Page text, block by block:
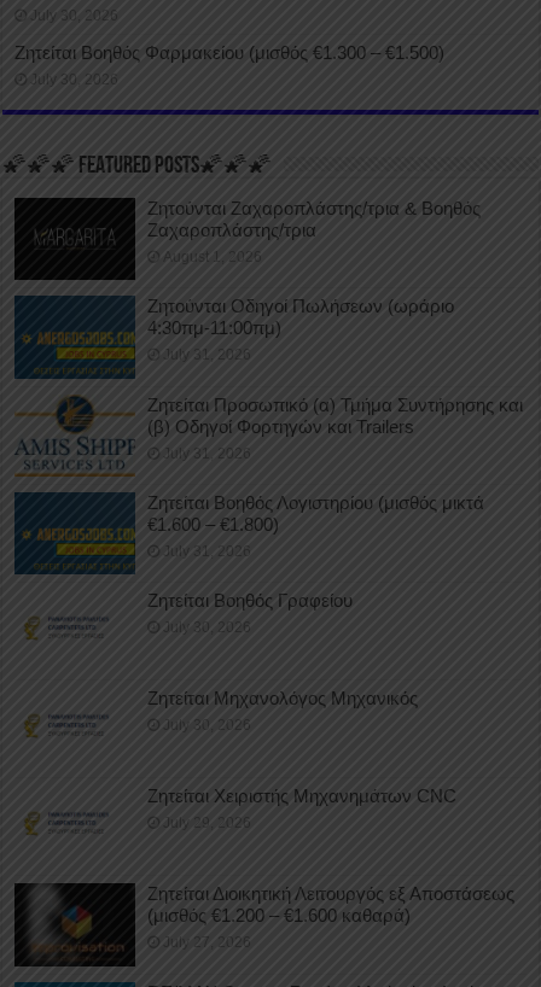
July 30, 2026
Ζητείται Βοηθός Φαρμακείου (μισθός €1.300 – €1.500)
July 30, 2026
🌠🌠🌠 FEATURED POSTS🌠🌠🌠
Ζητούνται Ζαχαροπλάστης/τρια & Βοηθός
Ζαχαροπλάστης/τρια
August 1, 2026
Ζητούνται Οδηγοί Πωλήσεων (ωράριο
4:30πμ-11:00πμ)
July 31, 2026
Ζητείται Προσωπικό (α) Τμήμα Συντήρησης και
(β) Οδηγοί Φορτηγών και Trailers
July 31, 2026
Ζητείται Βοηθός Λογιστηρίου (μισθός μικτά
€1.600 – €1.800)
July 31, 2026
Ζητείται Βοηθός Γραφείου
July 30, 2026
Ζητείται Μηχανολόγος Μηχανικός
July 30, 2026
Ζητείται Χειριστής Μηχανημάτων CNC
July 29, 2026
Ζητείται Διοικητική Λειτουργός εξ Αποστάσεως
(μισθός €1.200 – €1.600 καθαρά)
July 27, 2026